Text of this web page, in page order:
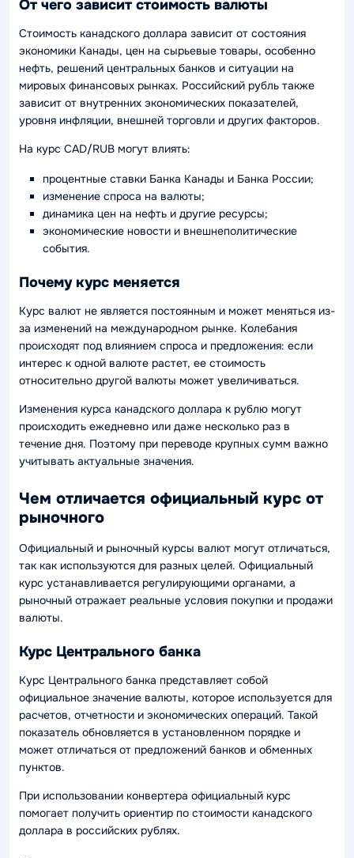
От чего зависит стоимость валюты
Стоимость канадского доллара зависит от состояния
экономики Канады, цен на сырьевые товары, особенно
нефть, решений центральных банков и ситуации на
мировых финансовых рынках. Российский рубль также
зависит от внутренних экономических показателей,
уровня инфляции, внешней торговли и других факторов.
На курс CAD/RUB могут влиять:
процентные ставки Банка Канады и Банка России;
изменение спроса на валюты;
динамика цен на нефть и другие ресурсы;
экономические новости и внешнеполитические
события.
Почему курс меняется
Курс валют не является постоянным и может меняться из-
за изменений на международном рынке. Колебания
происходят под влиянием спроса и предложения: если
интерес к одной валюте растет, ее стоимость
относительно другой валюты может увеличиваться.
Изменения курса канадского доллара к рублю могут
происходить ежедневно или даже несколько раз в
течение дня. Поэтому при переводе крупных сумм важно
учитывать актуальные значения.
Чем отличается официальный курс от
рыночного
Официальный и рыночный курсы валют могут отличаться,
так как используются для разных целей. Официальный
курс устанавливается регулирующими органами, а
рыночный отражает реальные условия покупки и продажи
валюты.
Курс Центрального банка
Курс Центрального банка представляет собой
официальное значение валюты, которое используется для
расчетов, отчетности и экономических операций. Такой
показатель обновляется в установленном порядке и
может отличаться от предложений банков и обменных
пунктов.
При использовании конвертера официальный курс
помогает получить ориентир по стоимости канадского
доллара в российских рублях.